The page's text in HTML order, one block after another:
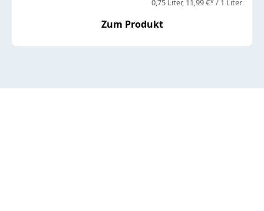
Zum Produkt